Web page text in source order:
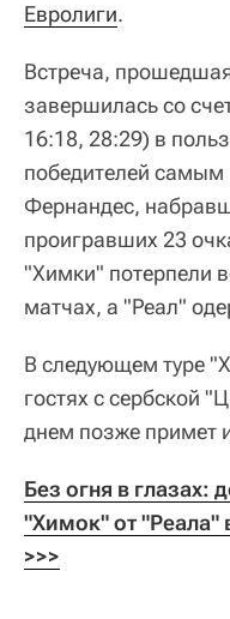
Евролиги.
Встреча,
завершилась со
16:18, 28:29) в
победителей самым
Фернандес,
проигравших 23
"Химки" потерпели
матчах, а "Реал"
В следующем туре
гостях с сербской
днем позже примет
Без огня в
"Химок" от "Реала"
>>>